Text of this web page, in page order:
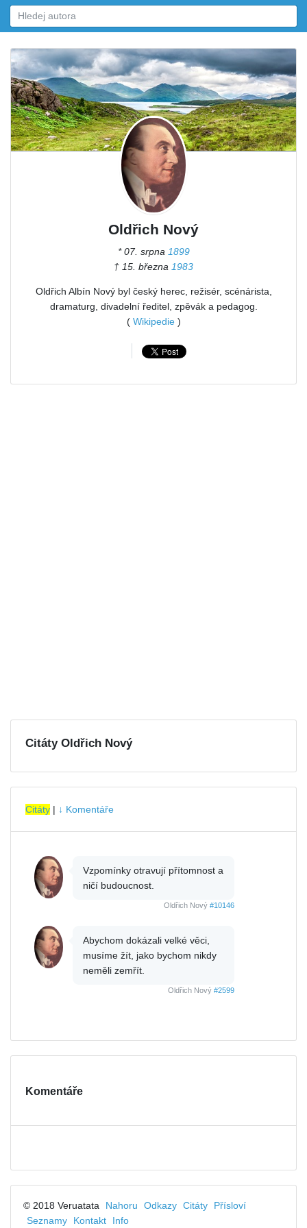
Oldřich Nový
* 07. srpna 1899
† 15. března 1983
Oldřich Albín Nový byl český herec, režisér, scénárista,
dramaturg, divadelní ředitel, zpěvák a pedagog.
( Wikipedie)
Citáty Oldřich Nový
Citáty | ↓ Komentáře
Vzpomínky otravují přítomnost a
ničí budoucnost.
Oldřich Nový #10146
Abychom dokázali velké věci,
musíme žít, jako bychom nikdy
neměli zemřít.
Oldřich Nový #2599
Komentáře
© 2018 Veruatata Nahoru Odkazy Citáty
Přísloví
Seznamy
Kontakt Info